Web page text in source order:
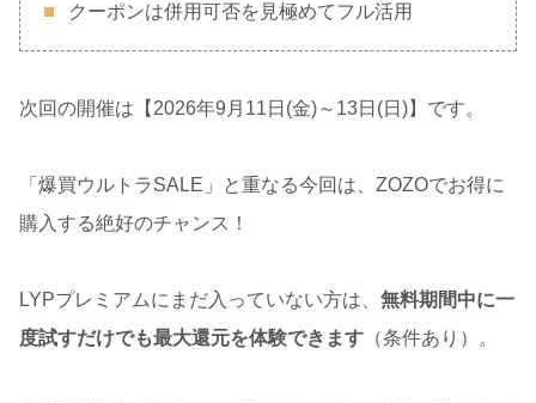
クーポンは併用可否を見極めてフル活用
次回の開催は【2026年9月11日(金)～13日(日)】です。
「爆買ウルトラSALE」と重なる今回は、ZOZOでお得に
購入する絶好のチャンス！
LYPプレミアムにまだ入っていない方は、 無料期間中に一
度試すだけでも最大還元を体験できます （条件あり）。